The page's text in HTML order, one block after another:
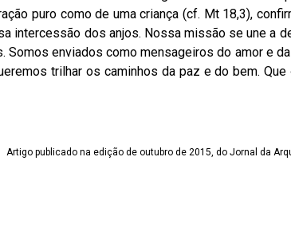
puro como de uma criança (cf. Mt 18,3),
intercessão dos anjos. Nossa missão se une a
enviados como mensageiros do amor e
trilhar os caminhos da paz e do bem.
Artigo publicado na edição de outubro de 2015, do Jornal da